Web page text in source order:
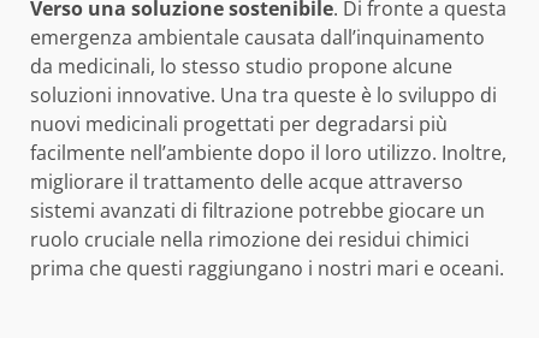
Verso una soluzione sostenibile. Di fronte a questa
emergenza ambientale causata dall’inquinamento
da medicinali, lo stesso studio propone alcune
soluzioni innovative. Una tra queste è lo sviluppo di
nuovi medicinali progettati per degradarsi più
facilmente nell’ambiente dopo il loro utilizzo. Inoltre,
migliorare il trattamento delle acque attraverso
sistemi avanzati di filtrazione potrebbe giocare un
ruolo cruciale nella rimozione dei residui chimici
prima che questi raggiungano i nostri mari e oceani.